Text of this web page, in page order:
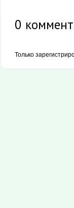
0
Только